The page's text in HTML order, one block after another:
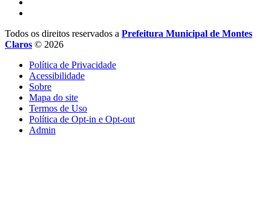
Todos os direitos reservados a Prefeitura Municipal de Montes
Claros © 2026
Política de Privacidade
Acessibilidade
Sobre
Mapa do site
Termos de Uso
Política de Opt-in e Opt-out
Admin